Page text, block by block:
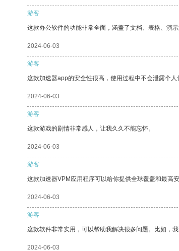
游客
这款办公软件的功能非常全面，涵盖了文档、表格、演
2024-06-03
游客
这款加速器app的安全性很高，使用过程中不会泄露个人
2024-06-03
游客
这款游戏的剧情非常感人，让我久久不能忘怀。
2024-06-03
游客
这款加速器VPM应用程序可以给你提供全球覆盖和最高安
2024-06-03
游客
这款软件非常实用，可以帮助我解决很多问题。比如，
2024-06-03